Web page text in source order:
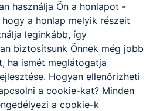
használja Ön a honlapot -
a honlap melyik részeit
leginkább, így
biztosítsunk Önnek még jobb
ha ismét meglátogatja
Hogyan ellenőrizheti
a cookie-kat? Minden
a cookie-k